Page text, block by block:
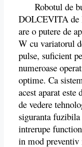
Robotul de
DOLCEVITA de
are o putere de
W cu variatorul
pulse, suficient
numeroase
optime. Ca
acest aparat este
de vedere
siguranta fuzibila
intrerupe
in mod preventiv